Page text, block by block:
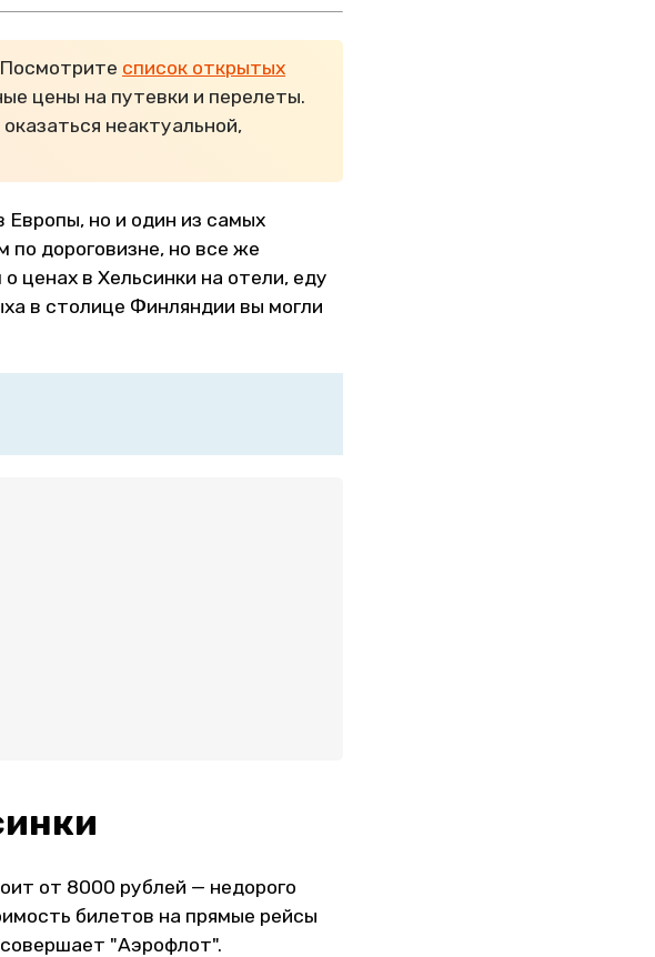
список открытых
цены на путевки и перелеты.
неактуальной,
Европы, но и один из самых
по дороговизне, но все же
ценах в Хельсинки на отели, еду
в столице Финляндии вы могли
от 8000 рублей — недорого
билетов на прямые рейсы
совершает "Аэрофлот".